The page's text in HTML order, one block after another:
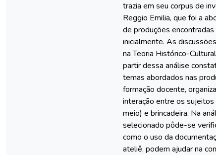
trazia em seu corpus de
Reggio Emilia, que foi a
de produções encontradas
inicialmente. As discussões
na Teoria Histórico-
partir dessa análise
temas abordados nas
formação docente,
interação entre os sujeitos
meio) e brincadeira. Na
selecionado pôde-se
como o uso da
ateliê, podem ajudar na